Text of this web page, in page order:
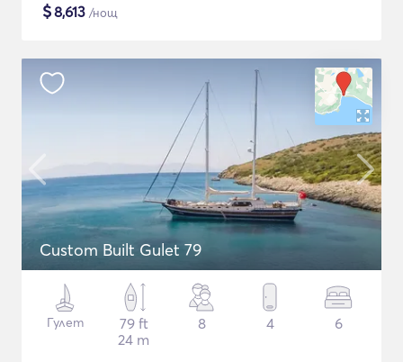
$8,613 /нощ
Custom Built Gulet 79
Гулет
79 ft
24 m
8 4 6